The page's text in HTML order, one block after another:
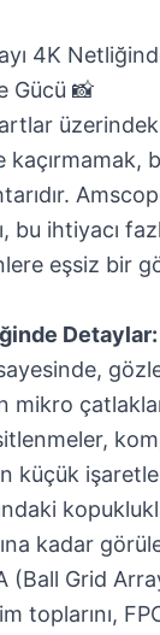
4K
Gücü 📸
kaçırmamak,
bu ihtiyacı
eşsiz bir
Detaylar:
mikro
küçük
kadar
(Ball Grid
toplarını,